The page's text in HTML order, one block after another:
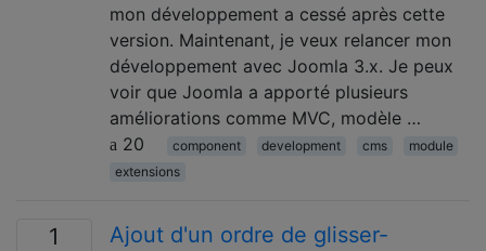
mon développement a cessé après cette
version. Maintenant, je veux relancer mon
développement avec Joomla 3.x. Je peux
voir que Joomla a apporté plusieurs
améliorations comme MVC, modèle …
20
component development cms
module
extensions
1
Ajout d'un ordre de glisser-